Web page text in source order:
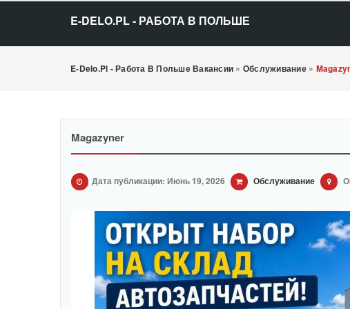
E-DELO.PL - РАБОТА В ПОЛЬШЕ
E-Delo.pl - Работа В Польше Вакансии » Обслуживание »
Magazyner
Дата публикации: Июнь 19, 2026 Обслуживание